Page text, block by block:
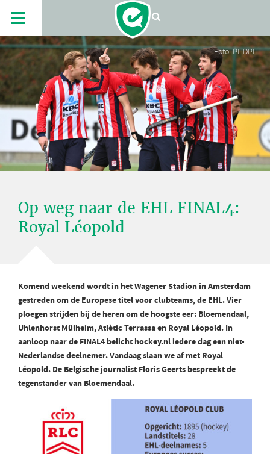
Foto: PHDPH
Op weg naar de EHL FINAL4:
Royal Léopold
Komend weekend wordt in het Wagener Stadion in Amsterdam
gestreden om de Europese titel voor clubteams, de EHL. Vier
ploegen strijden bij de heren om de hoogste eer: Bloemendaal,
Uhlenhorst Mülheim, Atlètic Terrassa en Royal Léopold. In
aanloop naar de FINAL4 belicht hockey.nl iedere dag een niet-
Nederlandse deelnemer. Vandaag slaan we af met Royal
Léopold. De Belgische journalist Floris Geerts bespreekt de
tegenstander van Bloemendaal.